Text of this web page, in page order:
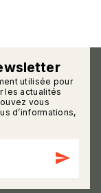
utilisée pour
les actualités
vous
d’informations,
send